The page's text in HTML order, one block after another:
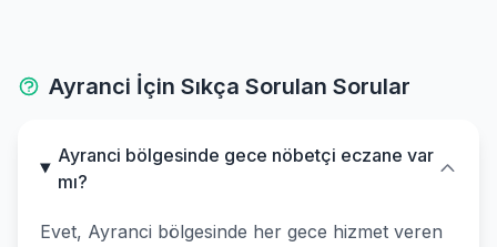
Ayranci İçin Sıkça Sorulan Sorular
Ayranci bölgesinde gece nöbetçi eczane var
mı?
Evet, Ayranci bölgesinde her gece hizmet veren